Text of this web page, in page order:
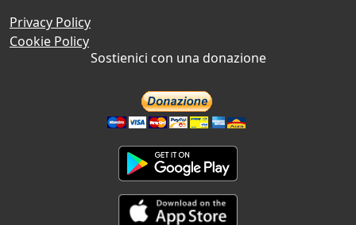
Privacy Policy
Cookie Policy
Sostienici con una donazione